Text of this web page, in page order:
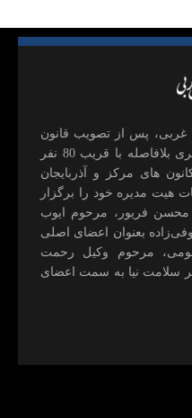
غربی، پس از تصويب قانون
كيفيت اخذ پروانه وكالت دادگستری بلافاصله با قريب 80 نفر
های مركز و آذربايجان
اولين انتخابات هيت مديره خود را برگزار
محسن فريور، مرحوم ايوب
بعنوان اعضای اصلی
مرحوم وکیل رحمت
سلامت نيا به سمت اعضای